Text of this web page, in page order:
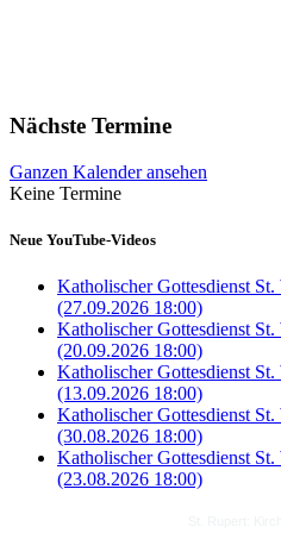
Nächste Termine
Ganzen Kalender ansehen
Keine Termine
Neue YouTube-Videos
Katholischer Gottesdienst
(27.09.2026 18:00)
Katholischer Gottesdienst
(20.09.2026 18:00)
Katholischer Gottesdienst
(13.09.2026 18:00)
Katholischer Gottesdienst
(30.08.2026 18:00)
Katholischer Gottesdienst
(23.08.2026 18:00)